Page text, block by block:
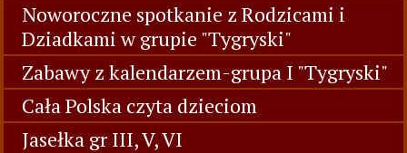
Noworoczne spotkanie z Rodzicami i
Dziadkami w grupie "Tygryski"
Zabawy z kalendarzem-grupa I "Tygryski"
Cała Polska czyta dzieciom
Jasełka gr III, V, VI